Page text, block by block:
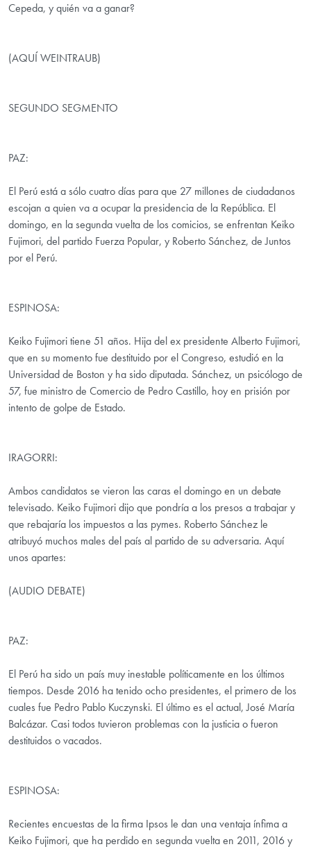
Cepeda, y quién va a ganar?
(AQUÍ WEINTRAUB)
SEGUNDO SEGMENTO
PAZ:
El Perú está a sólo cuatro días para que 27 millones de ciudadanos
escojan a quien va a ocupar la presidencia de la República. El
domingo, en la segunda vuelta de los comicios, se enfrentan Keiko
Fujimori, del partido Fuerza Popular, y Roberto Sánchez, de Juntos
por el Perú.
ESPINOSA:
Keiko Fujimori tiene 51 años. Hija del ex presidente Alberto Fujimori,
que en su momento fue destituido por el Congreso, estudió en la
Universidad de Boston y ha sido diputada. Sánchez, un psicólogo de
57, fue ministro de Comercio de Pedro Castillo, hoy en prisión por
intento de golpe de Estado.
IRAGORRI:
Ambos candidatos se vieron las caras el domingo en un debate
televisado. Keiko Fujimori dijo que pondría a los presos a trabajar y
que rebajaría los impuestos a las pymes. Roberto Sánchez le
atribuyó muchos males del país al partido de su adversaria. Aquí
unos apartes:
(AUDIO DEBATE)
PAZ:
El Perú ha sido un país muy inestable políticamente en los últimos
tiempos. Desde 2016 ha tenido ocho presidentes, el primero de los
cuales fue Pedro Pablo Kuczynski. El último es el actual, José María
Balcázar. Casi todos tuvieron problemas con la justicia o fueron
destituidos o vacados.
ESPINOSA:
Recientes encuestas de la firma Ipsos le dan una ventaja ínfima a
Keiko Fujimori, que ha perdido en segunda vuelta en 2011, 2016 y